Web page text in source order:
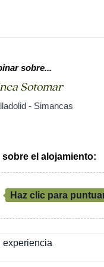
sobre...
Sotomar
- Simancas
el alojamiento:
Haz clic para
experiencia